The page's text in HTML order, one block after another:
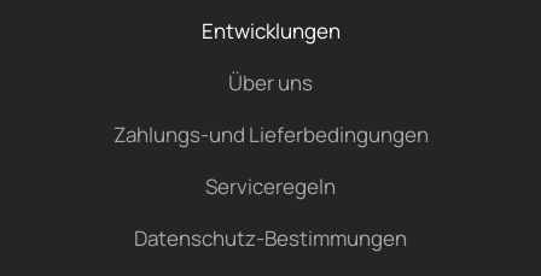
Entwicklungen
Über uns
Zahlungs-und Lieferbedingungen
Serviceregeln
Datenschutz-Bestimmungen